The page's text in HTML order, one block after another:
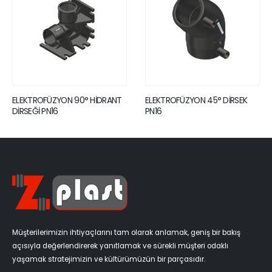
HİDRANT
ELEKTROFÜZYON 45° DİRSEK
TİNY DATA MF
Müşterilerimizin ihtiyaçlarını tam olarak anlamak, geniş bir bakış
açısıyla değerlendirerek yanıtlamak ve sürekli müşteri odaklı
yaşamak stratejimizin ve kültürümüzün bir parçasıdır.